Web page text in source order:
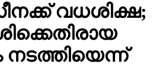
വധശിക്ഷ;